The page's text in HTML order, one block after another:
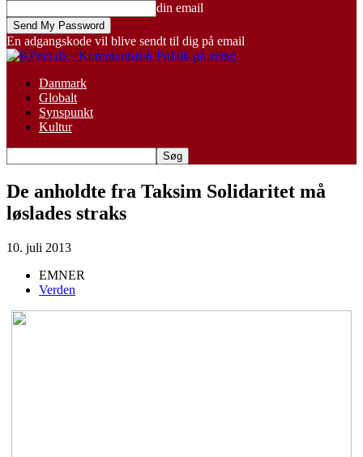
din email
En adgangskode vil blive sendt til dig på email
Danmark
Globalt
Synspunkt
Kultur
De anholdte fra Taksim Solidaritet må
løslades straks
10. juli 2013
EMNER
Verden